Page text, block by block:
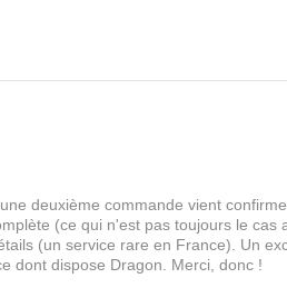
deuxième commande vient
(ce qui n'est pas toujours le cas
(un service rare en France). Un
dont dispose Dragon. Merci, donc !